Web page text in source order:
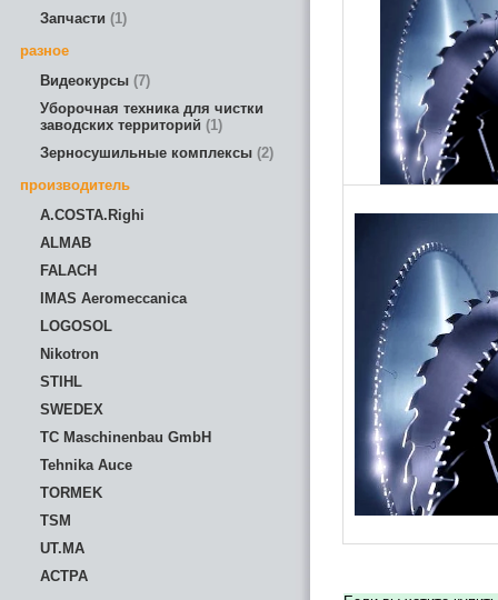
Запчасти
1
разное
Видеокурсы 7
Уборочная техника для чистки
заводских территорий
1
Зерносушильные комплексы 2
производитель
A.COSTA.Righi
ALMAB
FALACH
IMAS Aeromeccanica
LOGOSOL
Nikotron
STIHL
SWEDEX
TC Maschinenbau GmbH
Tehnika Auce
TORMEK
TSM
UT.MA
АСТРА